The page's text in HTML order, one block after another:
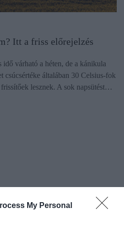
My Personal
Itt a friss előrejelzés
várható a héten, de a kánikula
csúcsértéke általában 30 Celsius-fok
lesznek. A sok napsütést…